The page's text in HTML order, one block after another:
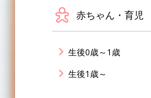
赤ちゃん・育児
生後0歳～1歳
生後1歳～